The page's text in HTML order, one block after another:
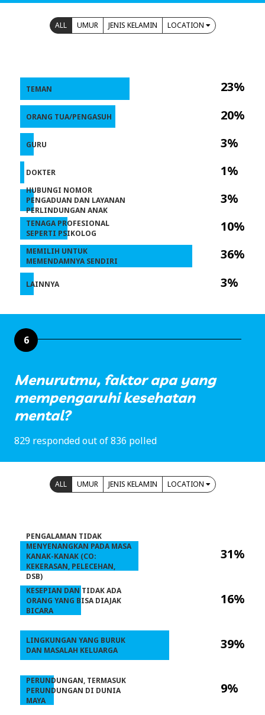
ALL UMUR JENIS KELAMIN LOCATION
23%
20%
3%
1%
3%
10%
36%
3%
TEMAN
ORANG TUA/PENGASUH
GURU
DOKTER
HUBUNGI NOMOR
PENGADUAN DAN LAYANAN
PERLINDUNGAN ANAK
TENAGA PROFESIONAL
SEPERTI PSIKOLOG
MEMILIH UNTUK
MEMENDAMNYA SENDIRI
LAINNYA
6
Menurutmu, faktor apa yang
mempengaruhi kesehatan
mental?
829 responded out of 836 polled
ALL UMUR JENIS KELAMIN LOCATION
31%
16%
39%
9%
PENGALAMAN TIDAK
MENYENANGKAN PADA MASA
KANAK-KANAK (CO:
KEKERASAN, PELECEHAN,
DSB)
KESEPIAN DAN TIDAK ADA
ORANG YANG BISA DIAJAK
BICARA
LINGKUNGAN YANG BURUK
DAN MASALAH KELUARGA
PERUNDUNGAN, TERMASUK
PERUNDUNGAN DI DUNIA
MAYA